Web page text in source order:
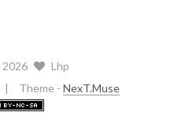
2026
Lhp
Theme - NexT.Muse